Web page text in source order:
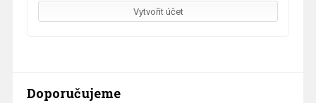
Doporučujeme